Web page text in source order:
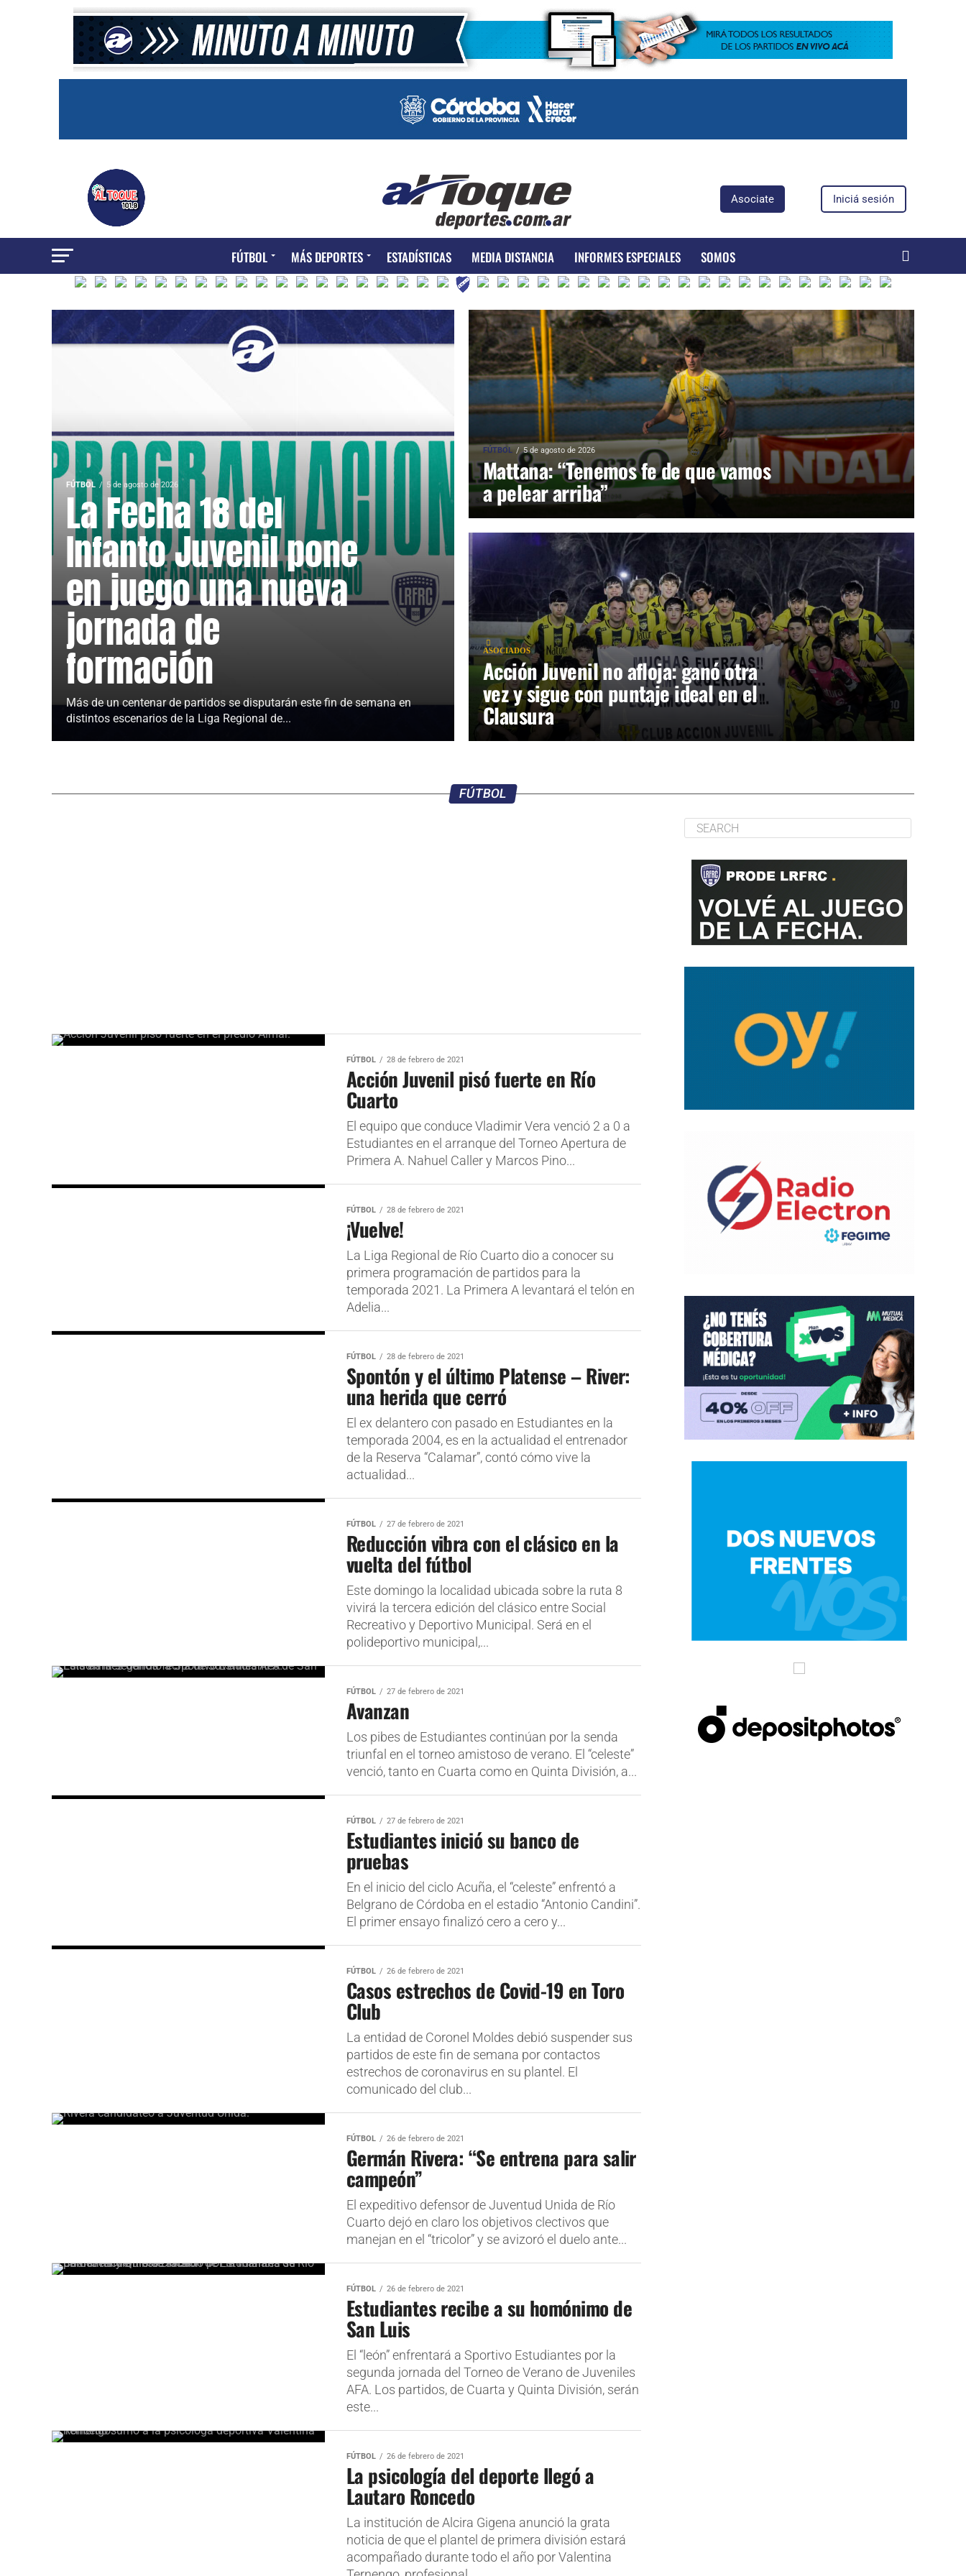
Asociate Iniciá sesión
FÚTBOL MÁS DEPORTES ESTADÍSTICAS MEDIA DISTANCIA INFORMES ESPECIALES SOMOS
FÚTBOL 5 de agosto de 2026
La Fecha 18 del
Infanto Juvenil pone
en juego una nueva
jornada de
formación
Más de un centenar de partidos se disputarán este fin de semana en
distintos escenarios de la Liga Regional de...
FÚTBOL 5 de agosto de 2026
Mattana: “Tenemos fe de que vamos
a pelear arriba”
ASOCIADOS
Acción Juvenil no afloja: ganó otra
vez y sigue con puntaje ideal en el
Clausura
FÚTBOL
FÚTBOL 28 de febrero de 2021
Acción Juvenil pisó fuerte en Río
Cuarto
El equipo que conduce Vladimir Vera venció 2 a 0 a
Estudiantes en el arranque del Torneo Apertura de
Primera A. Nahuel Caller y Marcos Pino...
FÚTBOL 28 de febrero de 2021
¡Vuelve!
La Liga Regional de Río Cuarto dio a conocer su
primera programación de partidos para la
temporada 2021. La Primera A levantará el telón en
Adelia...
FÚTBOL 28 de febrero de 2021
Spontón y el último Platense – River:
una herida que cerró
El ex delantero con pasado en Estudiantes en la
temporada 2004, es en la actualidad el entrenador
de la Reserva “Calamar”, contó cómo vive la
actualidad...
FÚTBOL 27 de febrero de 2021
Reducción vibra con el clásico en la
vuelta del fútbol
Este domingo la localidad ubicada sobre la ruta 8
vivirá la tercera edición del clásico entre Social
Recreativo y Deportivo Municipal. Será en el
polideportivo municipal,...
FÚTBOL 27 de febrero de 2021
Avanzan
Los pibes de Estudiantes continúan por la senda
triunfal en el torneo amistoso de verano. El “celeste”
venció, tanto en Cuarta como en Quinta División, a...
FÚTBOL 27 de febrero de 2021
Estudiantes inició su banco de
pruebas
En el inicio del ciclo Acuña, el “celeste” enfrentó a
Belgrano de Córdoba en el estadio “Antonio Candini”.
El primer ensayo finalizó cero a cero y...
FÚTBOL 26 de febrero de 2021
Casos estrechos de Covid-19 en Toro
Club
La entidad de Coronel Moldes debió suspender sus
partidos de este fin de semana por contactos
estrechos de coronavirus en su plantel. El
comunicado del club...
FÚTBOL 26 de febrero de 2021
Germán Rivera: “Se entrena para salir
campeón”
El expeditivo defensor de Juventud Unida de Río
Cuarto dejó en claro los objetivos clectivos que
manejan en el “tricolor” y se avizoró el duelo ante...
FÚTBOL 26 de febrero de 2021
Estudiantes recibe a su homónimo de
San Luis
El “león” enfrentará a Sportivo Estudiantes por la
segunda jornada del Torneo de Verano de Juveniles
AFA. Los partidos, de Cuarta y Quinta División, serán
este...
FÚTBOL 26 de febrero de 2021
La psicología del deporte llegó a
Lautaro Roncedo
La institución de Alcira Gigena anunció la grata
noticia de que el plantel de primera división estará
acompañado durante todo el año por Valentina